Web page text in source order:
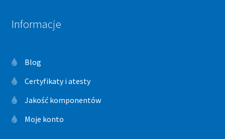
Informacje
Blog
Certyfikaty i atesty
Jakość komponentów
Moje konto